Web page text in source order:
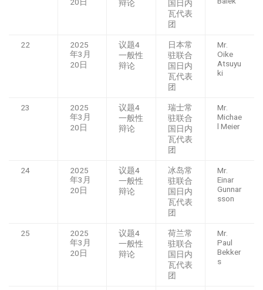
辩论
国日内
瓦代表
团
22
2025
年3月
20日
议题4
一般性
辩论
日本常
驻联合
国日内
瓦代表
团
Mr.
Oike
Atsuyu
ki
23
2025
年3月
20日
议题4
一般性
辩论
瑞士常
驻联合
国日内
瓦代表
团
Mr.
Michae
l Meier
24
2025
年3月
20日
议题4
一般性
辩论
冰岛常
驻联合
国日内
瓦代表
团
Mr.
Einar
Gunnar
sson
25
2025
年3月
20日
议题4
一般性
辩论
荷兰常
驻联合
国日内
瓦代表
团
Mr.
Paul
Bekker
s